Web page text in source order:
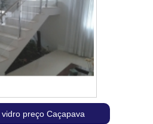
preço Caçapava